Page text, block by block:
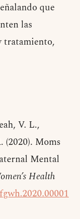
que
las
tratamiento,
V. L.,
(2020). Moms
Mental
Health